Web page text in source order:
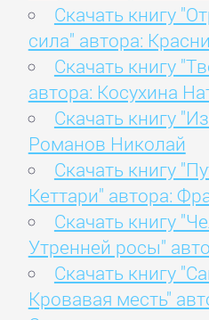
Скачать книгу
сила" автора:
Скачать книгу
автора: Косухина
Скачать книгу
Романов Николай
Скачать книгу
Кеттари" автора:
Скачать книгу
Утренней росы"
Скачать книгу
Кровавая месть"